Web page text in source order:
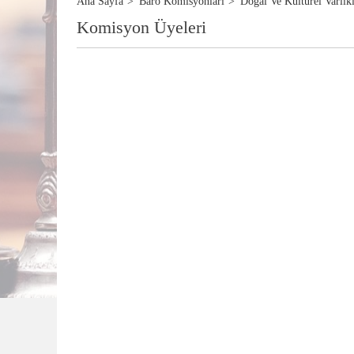
Komisyon Üyeleri